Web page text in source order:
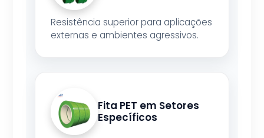
Resistência superior para aplicações
externas e ambientes agressivos.
Fita PET em Setores
Específicos